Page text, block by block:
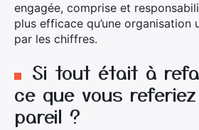
engagée, comprise et
plus efficace qu’une organisation
par les chiffres.
Si tout était à
ce que vous
pareil ?